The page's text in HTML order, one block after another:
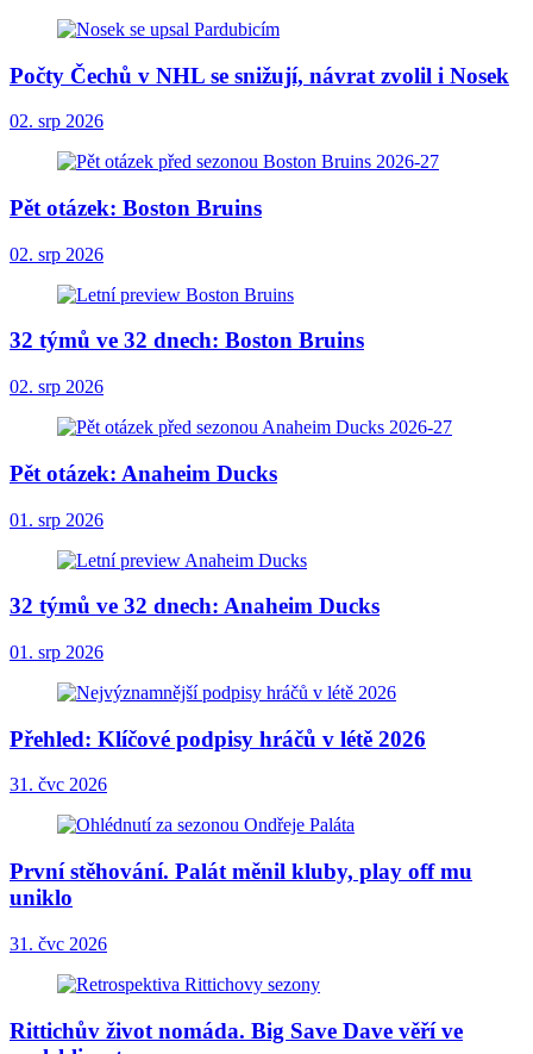
Počty Čechů v NHL se snižují, návrat zvolil i Nosek
02. srp 2026
Pět otázek: Boston Bruins
02. srp 2026
32 týmů ve 32 dnech: Boston Bruins
02. srp 2026
Pět otázek: Anaheim Ducks
01. srp 2026
32 týmů ve 32 dnech: Anaheim Ducks
01. srp 2026
Přehled: Klíčové podpisy hráčů v létě 2026
31. čvc 2026
První stěhování. Palát měnil kluby, play off mu
uniklo
31. čvc 2026
Rittichův život nomáda. Big Save Dave věří ve